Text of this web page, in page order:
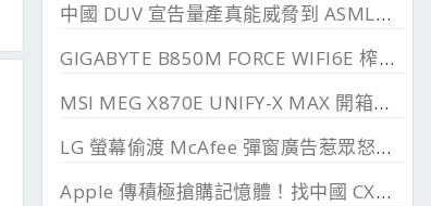
中國 DUV 宣告量產真能威脅到 ASML？外媒稱相差甚遠
GIGABYTE B850M FORCE WIFI6E 榨乾長鑫24G DDR
MSI MEG X870E UNIFY-X MAX 開箱測試, 2 DIMM 的超頻優化
LG 螢幕偷渡 McAfee 彈窗廣告惹眾怒，微軟出手制止
Apple 傳積極搶購記憶體！找中國 CXMT 談價格碰壁